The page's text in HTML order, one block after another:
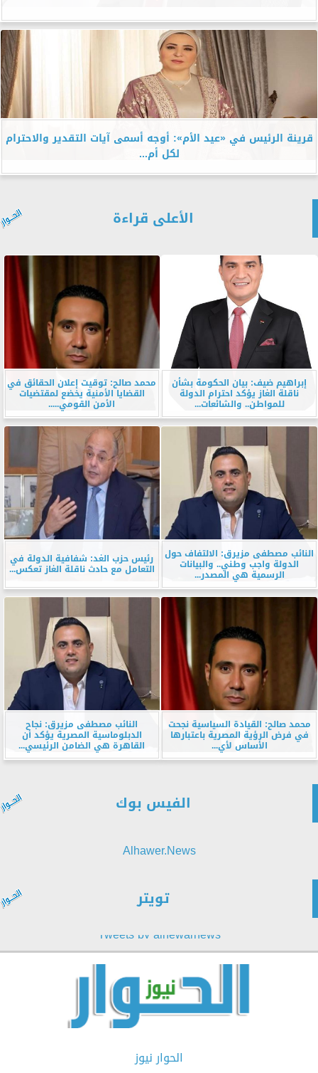
قرينة الرئيس في «عيد الأم»: أوجه أسمى آيات التقدير والاحترام
لكل أم...
الأعلى قراءة
إبراهيم ضيف: بيان الحكومة بشأن
ناقلة الغاز يؤكد احترام الدولة
للمواطن.. والشائعات...
محمد صالح: توقيت إعلان الحقائق في
القضايا الأمنية يخضع لمقتضيات
الأمن القومي.....
النائب مصطفى مزيرق: الالتفاف حول
الدولة واجب وطني.. والبيانات
الرسمية هي المصدر...
رئيس حزب الغد: شفافية الدولة في
التعامل مع حادث ناقلة الغاز تعكس...
محمد صالح: القيادة السياسية نجحت
في فرض الرؤية المصرية باعتبارها
الأساس لأي...
النائب مصطفى مزيرق: نجاح
الدبلوماسية المصرية يؤكد أن
القاهرة هي الضامن الرئيسي...
الفيس بوك
Alhawer.News
تويتر
Tweets by alhewarnews
الحوار نيوز